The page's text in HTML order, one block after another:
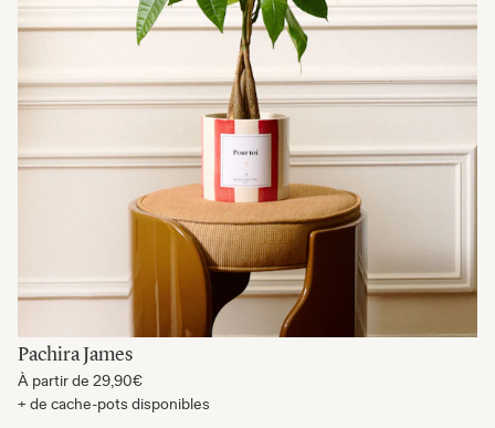
Pachira James
À partir de 29,90€
+ de cache-pots disponibles